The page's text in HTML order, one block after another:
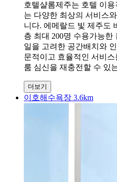
호텔샬롬제주는 호텔 이
는 다양한 최상의 서비스
니다. 에메랄드 빛 제주도
층 최대 200명 수용가능
일을 고려한 공간배치와
문적이고 효율적인 서비
룸 심신을 재충전할 수 있
더보기
이호해수욕장 3.6km